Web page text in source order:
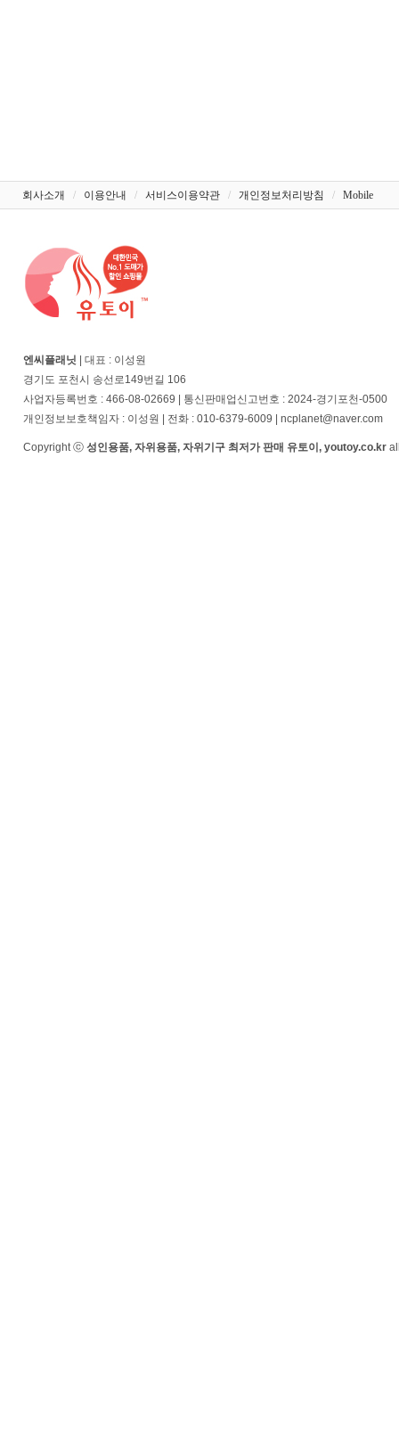
회사소개 / 이용안내 / 서비스이용약관 / 개인정보처리방침 / Mobile
엔씨플래닛 | 대표 : 이성원
경기도 포천시 송선로149번길 106
사업자등록번호 : 466-08-02669 | 통신판매업신고번호 : 2024-경기포천-0500
개인정보보호책임자 : 이성원 | 전화 : 010-6379-6009 | ncplanet@naver.com
Copyright ⓒ 성인용품, 자위용품, 자위기구 최저가 판매 유토이, youtoy.co.kr